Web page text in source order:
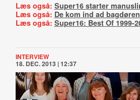
Læs også: Super16 starter
Læs også: De kom ind ad bagdøren
Læs også: Super16: Best Of 1999-
INTERVIEW
18. DEC. 2013 | 12:37